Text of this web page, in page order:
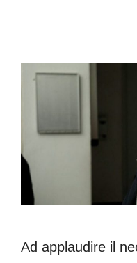
Ad applaudire il